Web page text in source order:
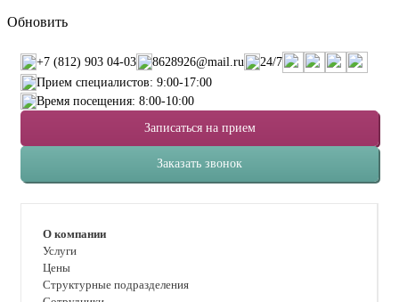
Обновить
+7 (812) 903 04-03 8628926@mail.ru
24/7
Прием специалистов: 9:00-17:00
Время посещения: 8:00-10:00
Записаться на прием
Заказать звонок
О компании
Услуги
Цены
Структурные подразделения